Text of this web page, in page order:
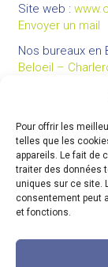
Pour offrir les
telles que les
appareils. Le fait de
traiter des données
uniques sur ce site.
consentement peut
et fonctions.
Site web :
Envoyer un mail
Nos bureaux en
Beloeil –
LIENS UTILES
Mentions
Conditions
Politique de
Partenaires
Code de